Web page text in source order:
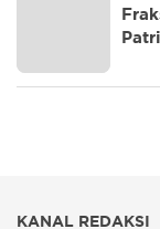
KANAL REDAKSI